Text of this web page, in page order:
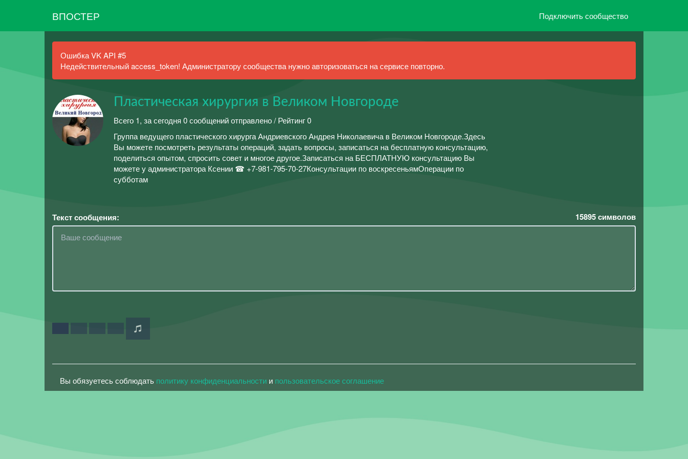
ВПОСТЕР Подключить сообщество
Ошибка VK API #5
Недействительный access_token! Администратору сообщества нужно авторизоваться на сервисе повторно.
Пластическая хирургия в Великом Новгороде
Всего 1, за сегодня 0 сообщений отправлено / Рейтинг 0
Группа ведущего пластического хирурга Андриевского Андрея Николаевича в Великом Новгороде.Здесь
Вы можете посмотреть результаты операций, задать вопросы, записаться на бесплатную консультацию,
поделиться опытом, спросить совет и многое другое.Записаться на БЕСПЛАТНУЮ консультацию Вы
можете у администратора Ксении ☎ +7-981-795-70-27Консультации по воскресеньямОперации по
субботам
Текст сообщения: 15895символов
Вы обязуетесь соблюдать политику конфиденциальности и пользовательское соглашение